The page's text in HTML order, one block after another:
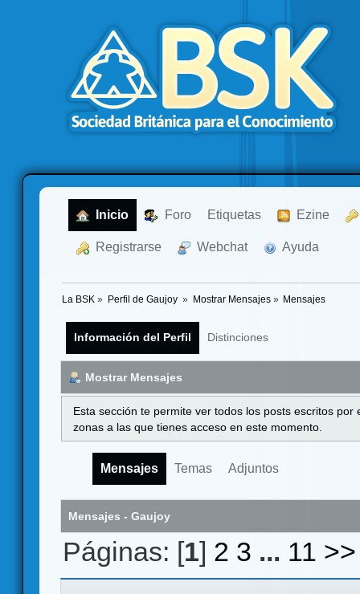
Inicio Foro Etiquetas Ezine
Registrarse Webchat Ayuda
La BSK » Perfil de Gaujoy » Mostrar Mensajes» Mensajes
Información del Perfil Distinciones
Mostrar Mensajes
Esta sección te permite ver todos los posts escritos
zonas a las que tienes acceso en este momento.
Mensajes Temas Adjuntos
Mensajes - Gaujoy
Páginas: [1] 2 3 ... 11 >>